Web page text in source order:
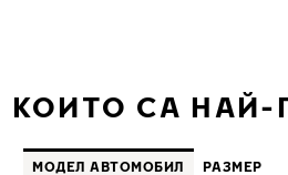
КОИТО СА
MОДЕЛ АВТОМОБИЛ PАЗМЕР